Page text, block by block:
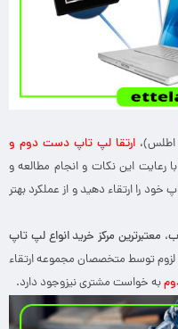
اطلس)، ارتقا لپ تاپ دست دوم و
رعایت این نکات و انجام مطالعه و
خود را ارتقاء دهید و از عملکرد بهتر
معتبرترین مرکز خرید انواع لپ تاپ
توسط متخصصان مجموعه ارتقاء
به خواست مشتری نیزوجود دارد.